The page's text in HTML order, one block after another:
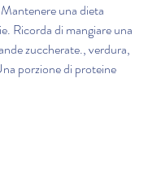
una dieta
Ricorda di mangiare una
zuccherate., verdura,
porzione di proteine